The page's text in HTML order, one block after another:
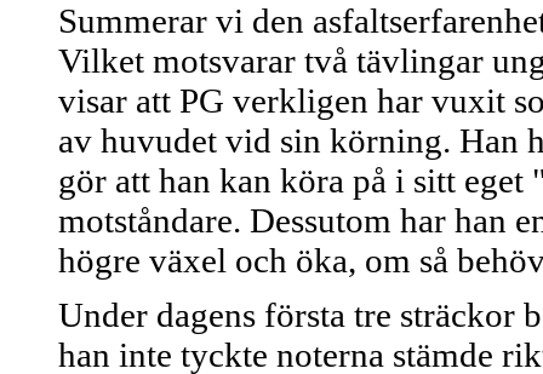
Summerar vi den
Vilket motsvarar två tävlingar
visar att PG verkligen har vuxit
av huvudet vid sin körning. Han
gör att han kan köra på i sitt eget
motståndare. Dessutom har han
högre växel och öka, om så
Under dagens första tre sträckor
han inte tyckte noterna stämde